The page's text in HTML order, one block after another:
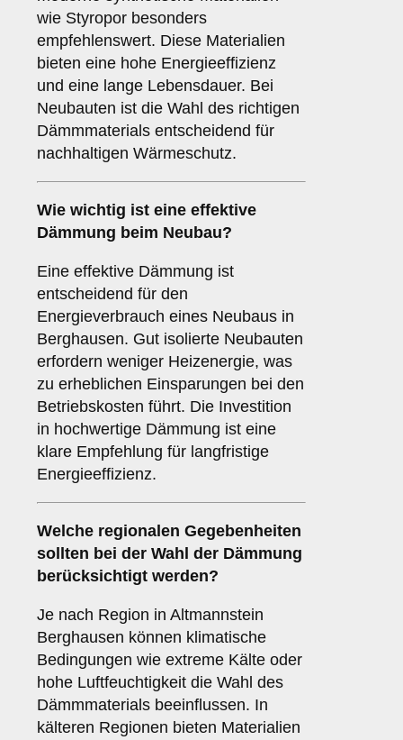
wie Styropor besonders
empfehlenswert. Diese Materialien
bieten eine hohe Energieeffizienz
und eine lange Lebensdauer. Bei
Neubauten ist die Wahl des richtigen
Dämmmaterials entscheidend für
nachhaltigen Wärmeschutz.
Wie wichtig ist eine effektive
Dämmung beim Neubau?
Eine effektive Dämmung ist
entscheidend für den
Energieverbrauch eines Neubaus in
Berghausen. Gut isolierte Neubauten
erfordern weniger Heizenergie, was
zu erheblichen Einsparungen bei den
Betriebskosten führt. Die Investition
in hochwertige Dämmung ist eine
klare Empfehlung für langfristige
Energieeffizienz.
Welche regionalen Gegebenheiten
sollten bei der Wahl der Dämmung
berücksichtigt werden?
Je nach Region in Altmannstein
Berghausen können klimatische
Bedingungen wie extreme Kälte oder
hohe Luftfeuchtigkeit die Wahl des
Dämmmaterials beeinflussen. In
kälteren Regionen bieten Materialien